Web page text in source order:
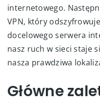
internetowego.
VPN, który
docelowego serwera
nasz ruch w sieci staje
nasza prawdziwa
Główne